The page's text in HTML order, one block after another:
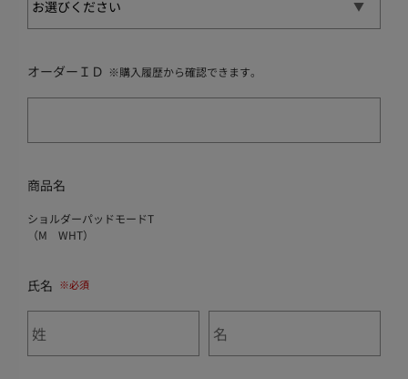
オーダーＩＤ ※購入履歴から確認できます。
商品名
ショルダーパッドモードT
（M WHT）
氏名